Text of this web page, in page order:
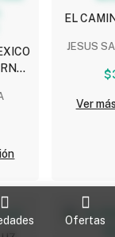
Ofertas
EL
JESUS
Ver